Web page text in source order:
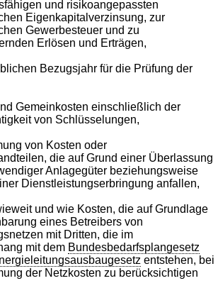
und risikoangepassten
Eigenkapitalverzinsung, zur
Gewerbesteuer und zu
Erlösen und Erträgen,
Bezugsjahr für die Prüfung der
Gemeinkosten einschließlich der
von Schlüsselungen,
von Kosten oder
die auf Grund einer Überlassung
Anlagegüter beziehungsweise
Dienstleistungserbringung anfallen,
und wie Kosten, die auf Grundlage
eines Betreibers von
mit Dritten, die im
mit dem Bundesbedarfsplangesetz
entstehen, bei
der Netzkosten zu berücksichtigen